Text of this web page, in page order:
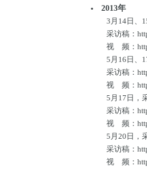
2013年
3月14日、15
采访稿：
视 频：http://
5月16日、17
采访稿：
视 频：http://
5月17日，采
采访稿：
视 频：http://
5月20日，采
采访稿：
视 频：http://